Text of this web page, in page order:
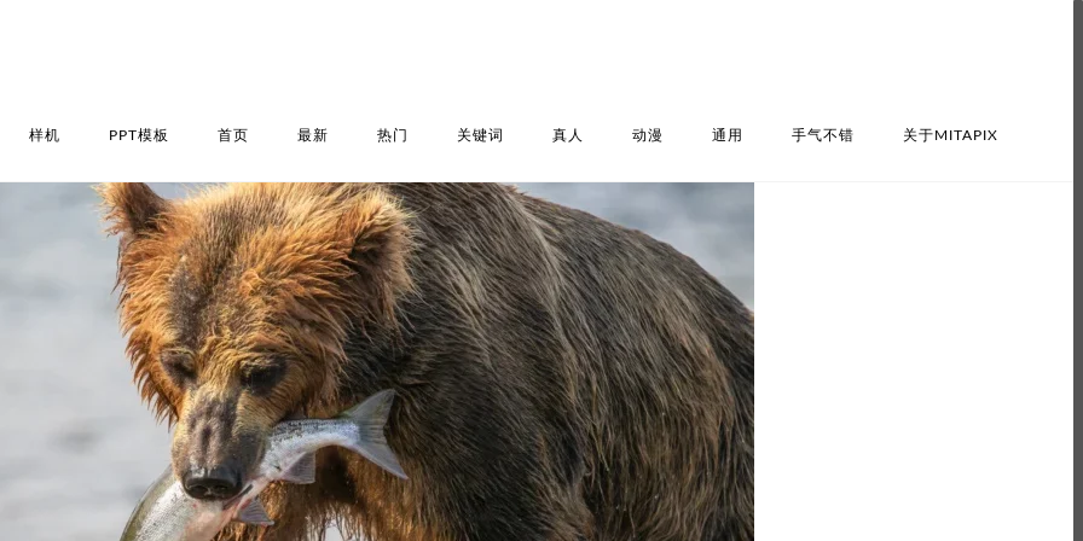
样机 PPT模板 首页 最新 热门 关键词 真人 动漫 通用 手气不错 关于MITAPIX